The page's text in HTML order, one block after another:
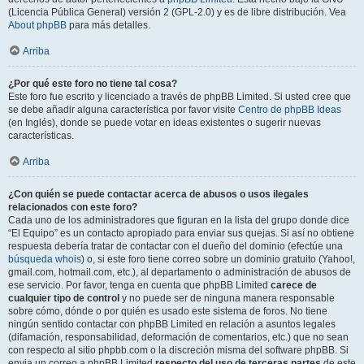
(Licencia Pública General) versión 2 (GPL-2.0) y es de libre distribución. Vea
About phpBB para más detalles.
Arriba
¿Por qué este foro no tiene tal cosa?
Este foro fue escrito y licenciado a través de phpBB Limited. Si usted cree que
se debe añadir alguna característica por favor visite Centro de phpBB Ideas
(en Inglés), donde se puede votar en ideas existentes o sugerir nuevas
características.
Arriba
¿Con quién se puede contactar acerca de abusos o usos ilegales
relacionados con este foro?
Cada uno de los administradores que figuran en la lista del grupo donde dice
“El Equipo” es un contacto apropiado para enviar sus quejas. Si así no obtiene
respuesta debería tratar de contactar con el dueño del dominio (efectúe una
búsqueda whois) o, si este foro tiene correo sobre un dominio gratuito (Yahoo!,
gmail.com, hotmail.com, etc.), al departamento o administración de abusos de
ese servicio. Por favor, tenga en cuenta que phpBB Limited carece de
cualquier tipo de control y no puede ser de ninguna manera responsable
sobre cómo, dónde o por quién es usado este sistema de foros. No tiene
ningún sentido contactar con phpBB Limited en relación a asuntos legales
(difamación, responsabilidad, deformación de comentarios, etc.) que no sean
con respecto al sitio phpbb.com o la discreción misma del software phpBB. Si